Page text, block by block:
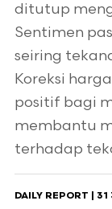
ditutup
Sentimen
seiring
Koreksi
positif bagi
membantu
terhadap
DAILY REPORT |